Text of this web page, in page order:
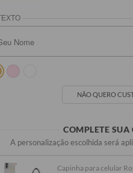
Seu Nome
NÃO QUERO
COMPLETE SUA
A personalização escolhida será
Capinha para celular